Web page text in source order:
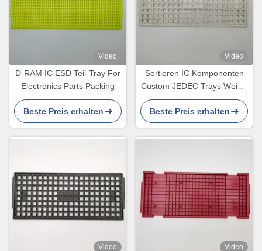
Video
D-RAM IC ESD Teil-Tray For
Electronics Parts Packing
Beste Preis erhalten
Video
Sortieren IC Komponenten
Custom JEDEC Trays Weiße
Farbe Umweltschonend
Beste Preis erhalten
Video Video